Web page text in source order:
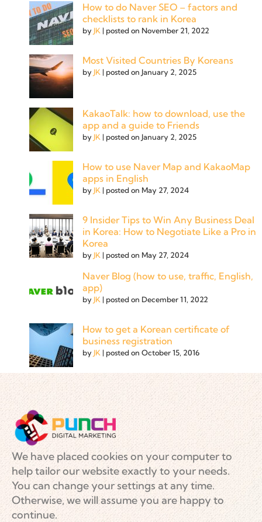
How to do Naver SEO – factors and
checklists to rank in Korea
by JK | posted on November 21, 2022
Most Visited Countries By Koreans
by JK | posted on January 2, 2025
KakaoTalk: how to download, use the
app and a guide to Friends
by JK | posted on January 2, 2025
How to use Naver Map and KakaoMap
apps in English
by JK | posted on May 27, 2024
9 Insider Tips to Win Any Business Deal
in Korea: How to Negotiate Like a Pro in
Korea
by JK | posted on May 27, 2024
Naver Blog (how to use, traffic, English,
app)
by JK | posted on December 11, 2022
How to get a Korean certificate of
business registration
by JK | posted on October 15, 2016
We have placed cookies on your computer to
help tailor our website exactly to your needs.
You can change your settings at any time.
Otherwise, we will assume you are happy to
continue.